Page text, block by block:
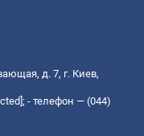
д. 7, г. Киев,
; - телефон — (044)